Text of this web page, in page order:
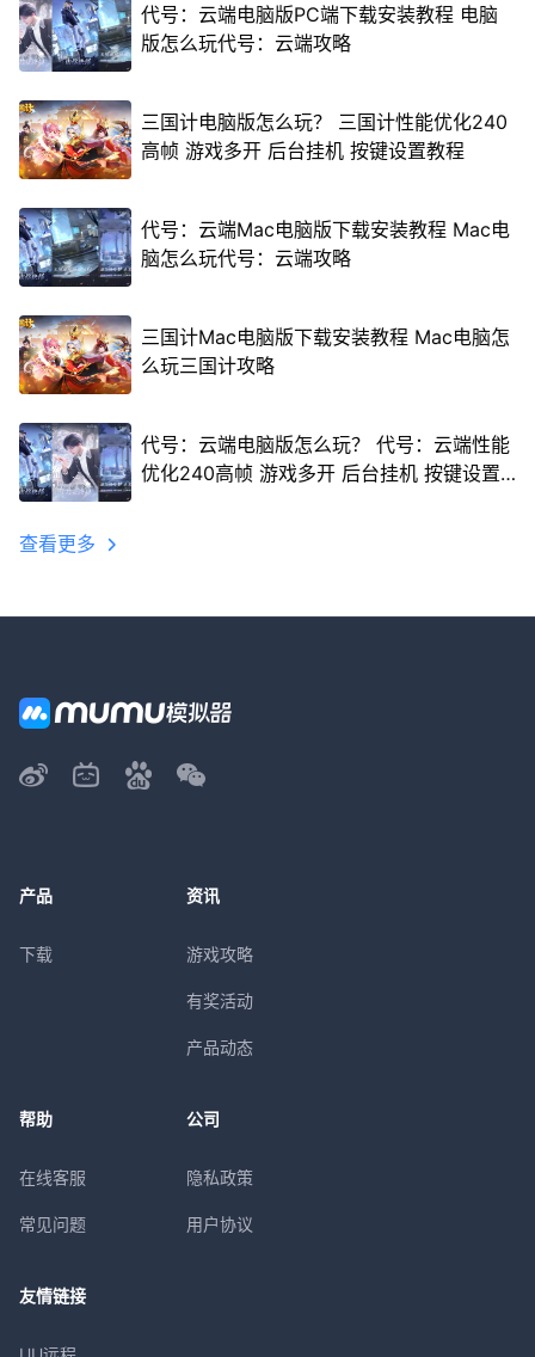
代号：云端电脑版PC端下载安装教程 电脑
版怎么玩代号：云端攻略
三国计电脑版怎么玩？ 三国计性能优化240
高帧 游戏多开 后台挂机 按键设置教程
代号：云端Mac电脑版下载安装教程 Mac电
脑怎么玩代号：云端攻略
三国计Mac电脑版下载安装教程 Mac电脑怎
么玩三国计攻略
代号：云端电脑版怎么玩？ 代号：云端性能
优化240高帧 游戏多开 后台挂机 按键设置
查看更多
产品
下载
资讯
游戏攻略
有奖活动
产品动态
帮助
在线客服
常见问题
公司
隐私政策
用户协议
友情链接